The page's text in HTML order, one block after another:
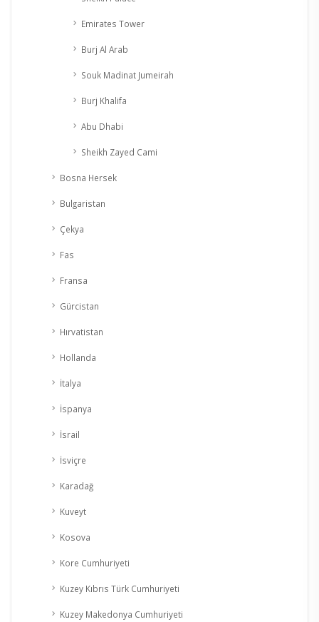
Emirates Tower
Burj Al Arab
Souk Madinat Jumeirah
Burj Khalifa
Abu Dhabi
Sheikh Zayed Cami
Bosna Hersek
Bulgaristan
Çekya
Fas
Fransa
Gürcistan
Hırvatistan
Hollanda
İtalya
İspanya
İsrail
İsviçre
Karadağ
Kuveyt
Kosova
Kore Cumhuriyeti
Kuzey Kıbrıs Türk Cumhuriyeti
Kuzey Makedonya Cumhuriyeti